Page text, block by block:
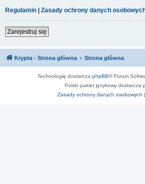
Regulamin | Zasady ochrony danych
Zarejestruj się
Krypta - Strona główna Strona główna
Technologię dostarcza phpBB® Forum
Polski pakiet językowy dostarcza
Zasady ochrony danych osobowych |